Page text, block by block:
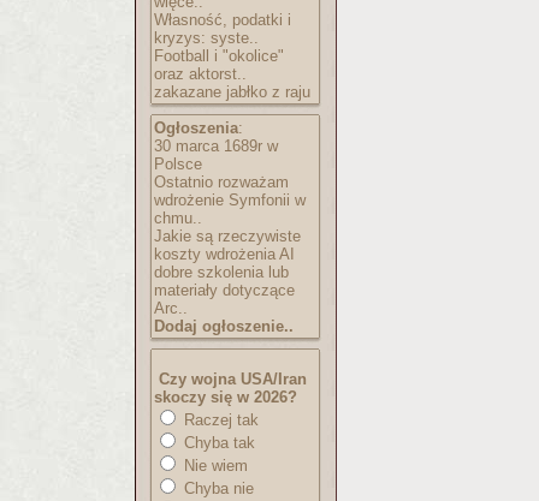
Własność, podatki i
kryzys: syste..
Football i "okolice"
oraz aktorst..
zakazane jabłko z raju
Ogłoszenia:
30 marca 1689r w
Polsce
Ostatnio rozważam
wdrożenie Symfonii w
chmu..
Jakie są rzeczywiste
koszty wdrożenia AI
dobre szkolenia lub
materiały dotyczące
Arc..
Dodaj ogłoszenie..
Czy wojna USA/Iran
skoczy się w 2026?
Raczej tak
Chyba tak
Nie wiem
Chyba nie